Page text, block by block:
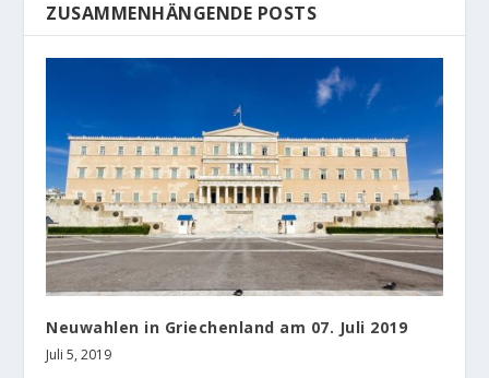
ZUSAMMENHÄNGENDE POSTS
Neuwahlen in Griechenland am 07. Juli 2019
Juli 5, 2019